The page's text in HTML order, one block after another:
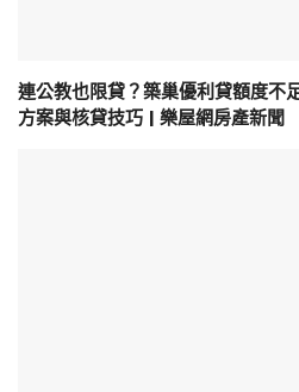
連公教也限貸？築巢優利貸額度不
方案與核貸技巧 | 樂屋網房產新聞